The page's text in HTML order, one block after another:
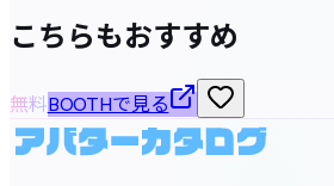
こちらもおすすめ
無料BOOTHで見る